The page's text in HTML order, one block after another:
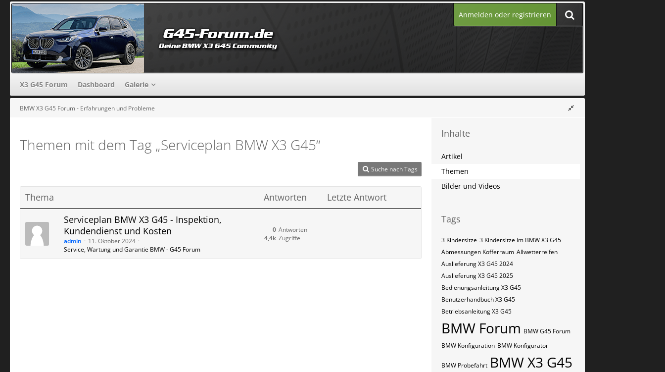
Anmelden oder registrieren
X3 G45 Forum Dashboard Galerie
BMW X3 G45 Forum - Erfahrungen und Probleme
Themen mit dem Tag „Serviceplan BMW X3 G45“
Suche nach Tags
Thema Antworten
Letzte Antwort
Serviceplan BMW X3 G45 - Inspektion,
Kundendienst und Kosten
admin
11. Oktober 2024
Service, Wartung und Garantie BMW - G45 Forum
Antworten
0
Zugriffe
4,4k
Inhalte
Artikel
Themen
Bilder und Videos
Tags
3 Kindersitze 3 Kindersitze im BMW X3 G45
Abmessungen Kofferraum Allwetterreifen
Auslieferung X3 G45 2024
Auslieferung X3 G45 2025
Bedienungsanleitung X3 G45
Benutzerhandbuch X3 G45
Betriebsanleitung X3 G45
BMW Forum BMW G45 Forum
BMW Konfiguration BMW Konfigurator
BMW Probefahrt BMW X3 G45